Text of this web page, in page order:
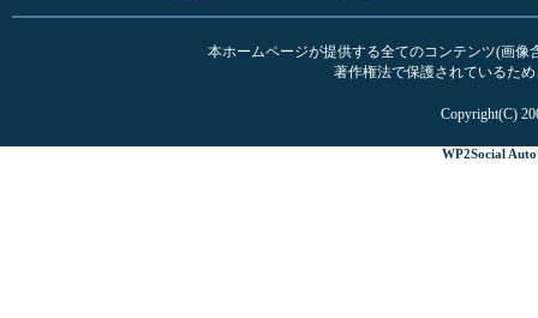
本ホームページが提供する全てのコンテンツ(画
著作権法で保護されているた
Copyright(C)
WP2Social